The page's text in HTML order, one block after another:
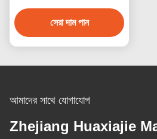
সেরা দাম পান
আমাদের সাথে যোগাযোগ
Zhejiang Huaxiajie